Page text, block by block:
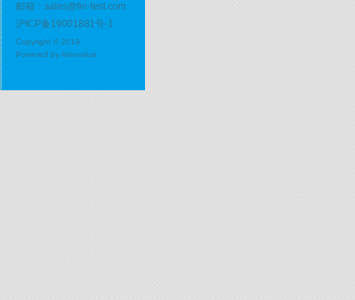
邮箱：sales@fin-test.com
沪ICP备19001881号-1
Copyright © 2019
Powered byAlsovalue